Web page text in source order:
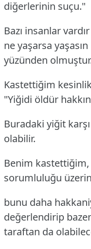
diğerlerinin suçu."
Bazı insanlar
ne yaşarsa
yüzünden
Kastettiğim
"Yiğidi öldür
Buradaki yiğit
olabilir.
Benim
sorumluluğu
bunu daha
değerlendirip
taraftan da